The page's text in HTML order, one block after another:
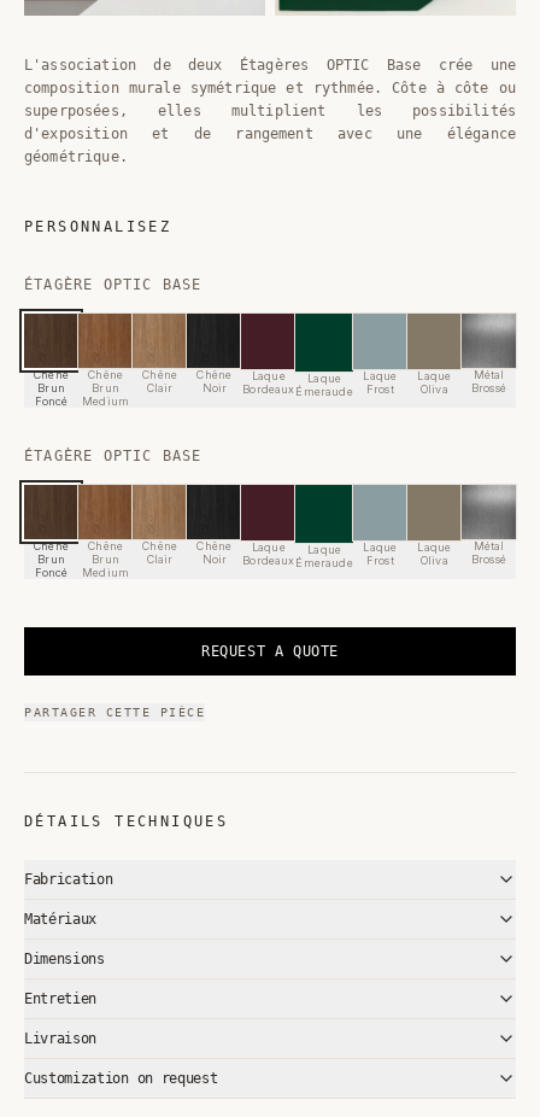
L'association de deux Étagères OPTIC Base crée une
composition murale symétrique et rythmée. Côte à côte ou
superposées, elles multiplient les possibilités
d'exposition et de rangement avec une élégance
géométrique.
PERSONNALISEZ
ÉTAGÈRE OPTIC BASE
Chêne
Brun
Foncé
Chêne
Brun
Medium
Chêne
Clair
Chêne
Noir
Laque
Bordeaux
Laque
Émeraude
Laque
Frost
Laque
Oliva
Métal
Brossé
ÉTAGÈRE OPTIC BASE
Chêne
Brun
Foncé
Chêne
Brun
Medium
Chêne
Clair
Chêne
Noir
Laque
Bordeaux
Laque
Émeraude
Laque
Frost
Laque
Oliva
Métal
Brossé
REQUEST A QUOTE
PARTAGER CETTE PIÈCE
DÉTAILS TECHNIQUES
Fabrication
Matériaux
Dimensions
Entretien
Livraison
Customization on request